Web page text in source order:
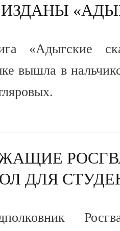
«Адыгские
вышла в
ДЛЯ